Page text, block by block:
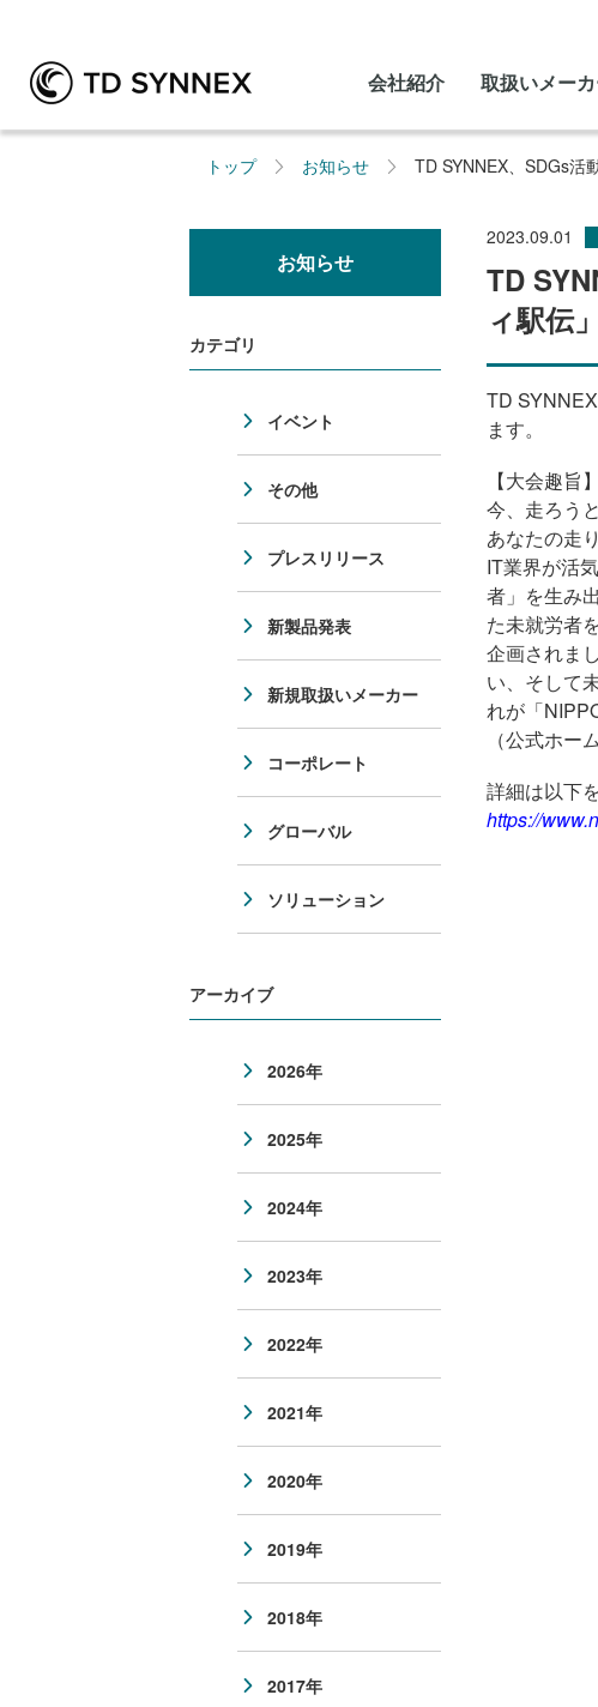
会社紹介 取扱いメー
トップ お知らせ TD SYNNEX、SDGs活
2023.09.01
TD
ィ駅伝
TD
ます。
【大会趣旨】
今、走ろう
あなたの走
IT業界が活
者」を生み
た未就労者
企画されま
い、そして
れが「
（公式ホー
詳細は以下
https://
お知らせ
カテゴリ
イベント
その他
プレスリリース
新製品発表
新規取扱いメーカー
コーポレート
グローバル
ソリューション
アーカイブ
2026年
2025年
2024年
2023年
2022年
2021年
2020年
2019年
2018年
2017年